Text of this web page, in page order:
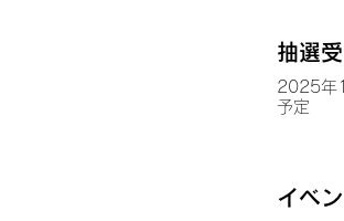
抽選
2025年
予定
イベ